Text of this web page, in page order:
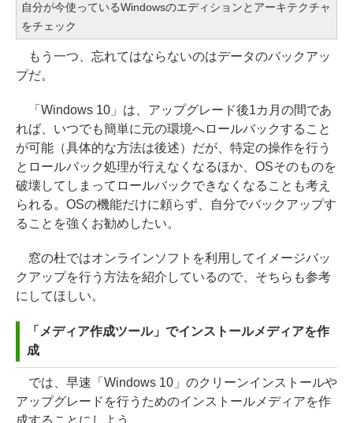
自分が今使っているWindowsのエディションとアーキテクチャ
をチェック
もう一つ、忘れてはならないのはデータのバックアッ
プだ。
「Windows 10」は、アップグレード後1カ月の間であ
れば、いつでも簡単に元の環境へロールバックすること
が可能（具体的な方法は後述）だが、特定の操作を行う
とロールバック処理が行えなくなるほか、OSそのものを
破壊してしまってロールバックできなくなることも考え
られる。OSの機能だけに頼らず、自分でバックアップす
ることを強くお勧めしたい。
窓の杜ではオンラインソフトを利用してイメージバッ
クアップを行う方法を紹介しているので、そちらも参考
にしてほしい。
「メディア作成ツール」でインストールメディアを作
成
では、早速「Windows 10」のクリーンインストールや
アップグレードを行うためのインストールメディアを作
成することにしよう。